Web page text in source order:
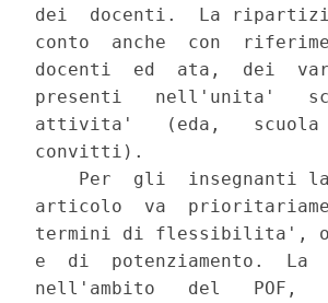
dei  docenti.  La
conto  anche  con
docenti  ed  ata,  dei
presenti   nell'unita'
attivita'   (eda,   scuola
convitti).
Per  gli  insegnanti
articolo  va
termini di flessibilita',
e  di  potenziamento.  La
nell'ambito   del   POF,